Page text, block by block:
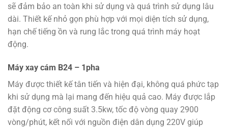
sẽ đảm bảo an toàn khi sử dụng và quá trình sử dụng lâu
dài. Thiết kế nhỏ gọn phù hợp với mọi diện tích sử dụng,
hạn chế tiếng ồn và rung lắc trong quá trình máy hoạt
động.
Máy xay cám B24 – 1pha
Máy được thiết kế tân tiến và hiện đại, không quá phức tạp
khi sử dụng mà lại mang đến hiệu quả cao. Máy được lắp
đặt động cơ công suất 3.5kw, tốc độ vòng quay 2900
vòng/phút, kết nối với nguồn điện dân dụng 220V giúp